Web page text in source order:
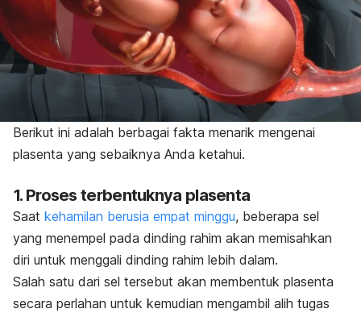
Berikut ini adalah berbagai fakta menarik mengenai
plasenta yang sebaiknya Anda ketahui.
1. Proses terbentuknya plasenta
Saat kehamilan berusia empat minggu, beberapa sel
yang menempel pada dinding rahim akan memisahkan
diri untuk menggali dinding rahim lebih dalam.
Salah satu dari sel tersebut akan membentuk plasenta
secara perlahan untuk kemudian mengambil alih tugas